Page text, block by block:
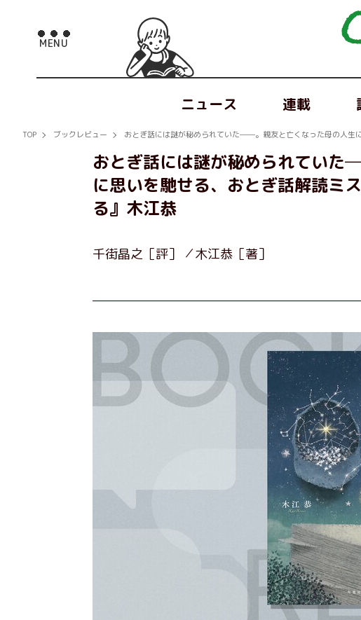
ニュース 連載
TOP ブックレビュー おとぎ話には謎が秘められていた──。親友と亡くなった母の人
おとぎ話には謎が秘められてい
に思いを馳せる、おとぎ話解読
る』木江恭
千街晶之［評］ 木江恭［著］